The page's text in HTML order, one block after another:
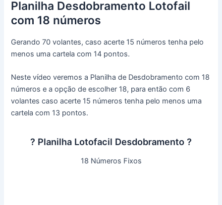
Planilha Desdobramento Lotofail
com 18 números
Gerando 70 volantes, caso acerte 15 números tenha pelo
menos uma cartela com 14 pontos.
Neste vídeo veremos a Planilha de Desdobramento com 18
números e a opção de escolher 18, para então com 6
volantes caso acerte 15 números tenha pelo menos uma
cartela com 13 pontos.
? Planilha Lotofacil Desdobramento ?
18 Números Fixos